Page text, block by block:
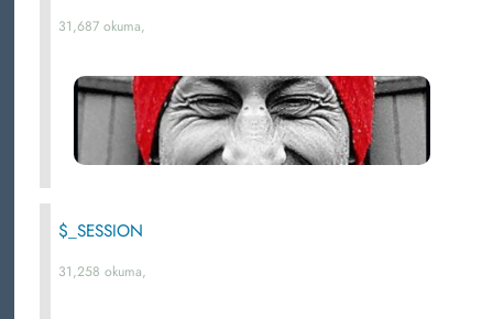
31,687 okuma,
$_SESSION
31,258 okuma,